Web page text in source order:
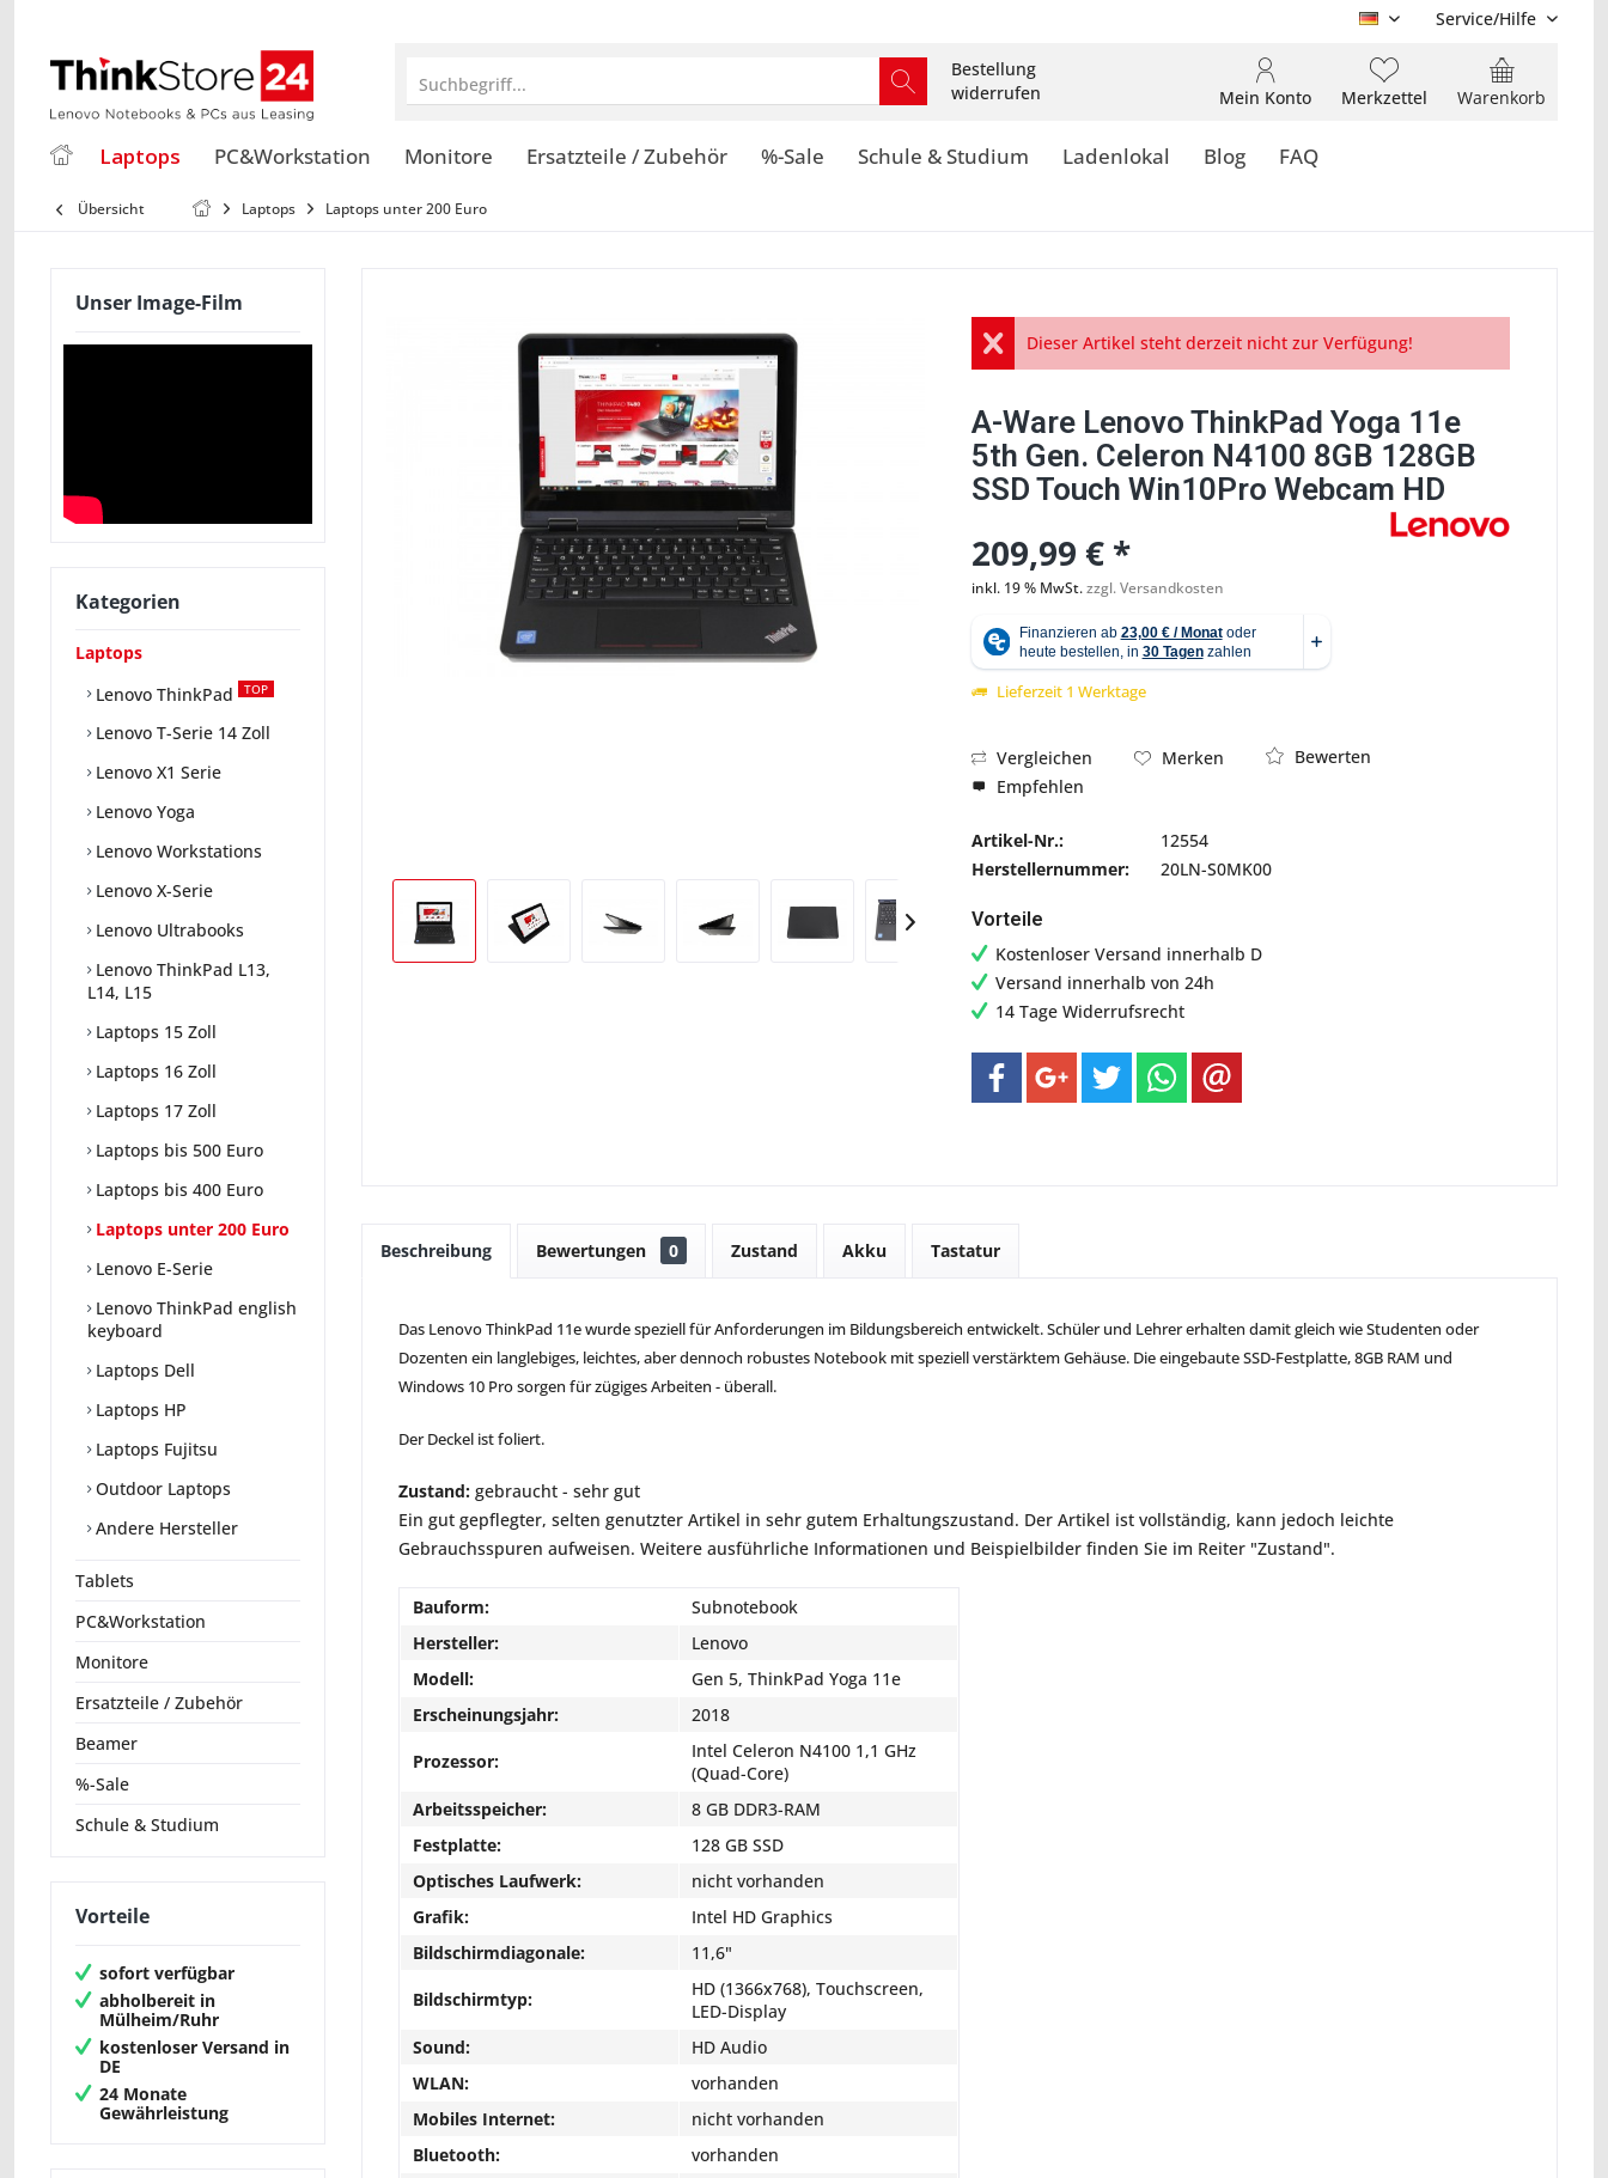
DE Service/Hilfe
Suchbegriff...
Bestellung
widerrufen
Warenkorb
Merkzettel
Mein Konto
Laptops PC&Workstation Monitore Ersatzteile / Zubehör %-Sale Schule & Studium Ladenlokal Blog FAQ
Übersicht Laptops Laptops unter 200 Euro
Unser Image-Film
Kategorien
Laptops
Lenovo ThinkPad
TOP
Lenovo T-Serie 14 Zoll
Lenovo X1 Serie
Lenovo Yoga
Lenovo Workstations
Lenovo X-Serie
Lenovo Ultrabooks
Lenovo ThinkPad L13,
L14, L15
Laptops 15 Zoll
Laptops 16 Zoll
Laptops 17 Zoll
Laptops bis 500 Euro
Laptops bis 400 Euro
Laptops unter 200 Euro
Lenovo E-Serie
Lenovo ThinkPad english
keyboard
Laptops Dell
Laptops HP
Laptops Fujitsu
Outdoor Laptops
Andere Hersteller
Tablets
PC&Workstation
Monitore
Ersatzteile / Zubehör
Beamer
%-Sale
Schule & Studium
Vorteile
sofort verfügbar
abholbereit in
Mülheim/Ruhr
kostenloser Versand in
DE
24 Monate
Gewährleistung
Abbildung ähnlich
Dieser Artikel steht derzeit nicht zur Verfügung!
A-Ware Lenovo ThinkPad Yoga 11e
5th Gen. Celeron N4100 8GB 128GB
SSD Touch Win10Pro Webcam HD
209,99 € *
inkl. 19 % MwSt.zzgl. Versandkosten
Lieferzeit 1 Werktage
Vergleichen Merken
Bewerten
Empfehlen
Artikel-Nr.:
12554
Herstellernummer:
20LN-S0MK00
Vorteile
Kostenloser Versand innerhalb D
Versand innerhalb von 24h
14 Tage Widerrufsrecht
Beschreibung Bewertungen 0 Zustand Akku Tastatur
Das Lenovo ThinkPad 11e wurde speziell für Anforderungen im Bildungsbereich entwickelt. Schüler und Lehrer erhalten damit gleich wie Studenten oder
Dozenten ein langlebiges, leichtes, aber dennoch robustes Notebook mit speziell verstärktem Gehäuse. Die eingebaute SSD-Festplatte, 8GB RAM und
Windows 10 Pro sorgen für zügiges Arbeiten - überall.
Der Deckel ist foliert.
Zustand: gebraucht - sehr gut
Ein gut gepflegter, selten genutzter Artikel in sehr gutem Erhaltungszustand. Der Artikel ist vollständig, kann jedoch leichte
Gebrauchsspuren aufweisen. Weitere ausführliche Informationen und Beispielbilder finden Sie im Reiter "Zustand".
Bauform:
Subnotebook
Hersteller:
Lenovo
Modell:
Gen 5, ThinkPad Yoga 11e
Erscheinungsjahr:
2018
Prozessor:
Intel Celeron N4100 1,1 GHz
(Quad-Core)
Arbeitsspeicher:
8 GB DDR3-RAM
Festplatte:
128 GB SSD
Optisches Laufwerk:
nicht vorhanden
Grafik:
Intel HD Graphics
Bildschirmdiagonale:
11,6"
Bildschirmtyp:
HD (1366x768), Touchscreen,
LED-Display
Sound:
HD Audio
WLAN:
vorhanden
Mobiles Internet:
nicht vorhanden
Bluetooth:
vorhanden